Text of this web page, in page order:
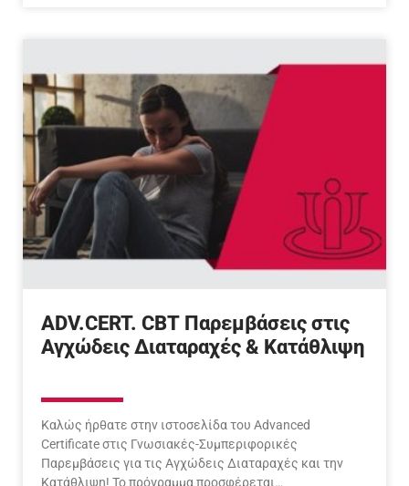
ADV.CERT. CBT Παρεμβάσεις στις
Αγχώδεις Διαταραχές & Κατάθλιψη
Καλώς ήρθατε στην ιστοσελίδα του Advanced
Certificate στις Γνωσιακές-Συμπεριφορικές
Παρεμβάσεις για τις Αγχώδεις Διαταραχές και την
Κατάθλιψη! Το πρόγραμμα προσφέρεται…